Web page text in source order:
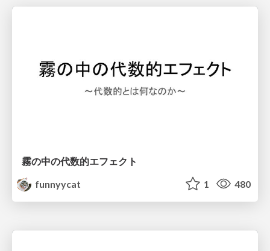
霧の中の代数的エフェクト
funnyycat
1 480